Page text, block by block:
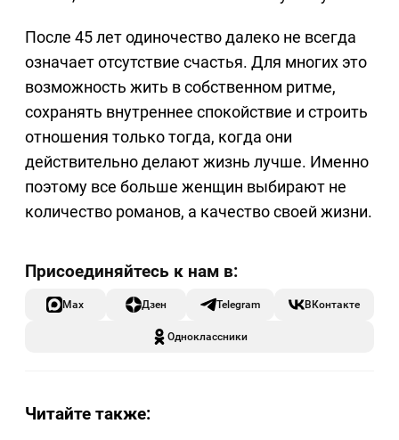
После 45 лет одиночество далеко не всегда
означает отсутствие счастья. Для многих это
возможность жить в собственном ритме,
сохранять внутреннее спокойствие и строить
отношения только тогда, когда они
действительно делают жизнь лучше. Именно
поэтому все больше женщин выбирают не
количество романов, а качество своей жизни.
Max Дзен Telegram ВКонтакте
Одноклассники
Читайте также: